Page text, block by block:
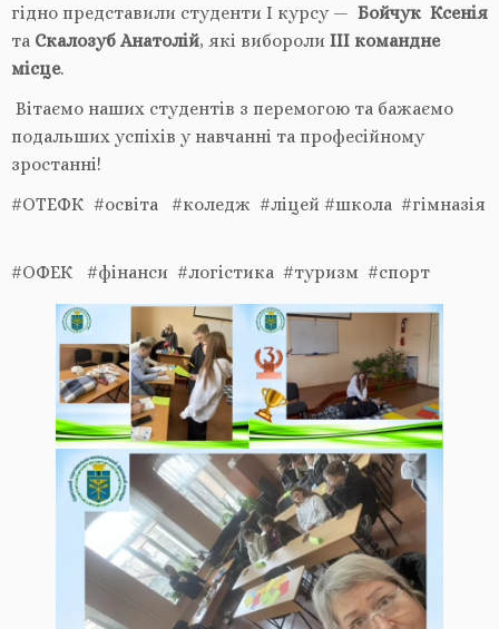
гідно представили студенти І курсу — Бойчук Ксенія
та Скалозуб Анатолій, які вибороли ІІІ командне
місце.
Вітаємо наших студентів з перемогою та бажаємо
подальших успіхів у навчанні та професійному
зростанні!
#ОТЕФК #освіта #коледж #ліцей #школа #гімназія
#ОФЕК #фінанси #логістика #туризм #спорт